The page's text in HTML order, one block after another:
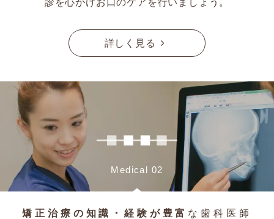
詳しく見る
Medical 02
矯正治療の知識・経験が豊富 な歯科医師